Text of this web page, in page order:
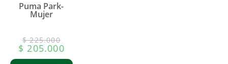
Puma Park-
Mujer
$225.000
$ 205.000